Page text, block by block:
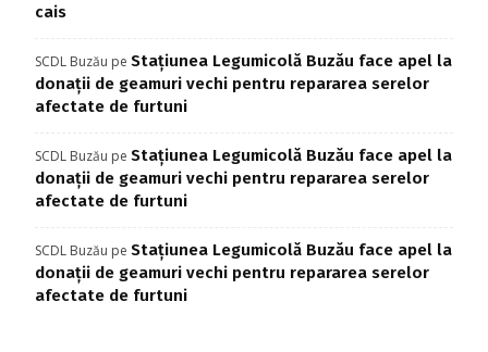
cais
SCDL Buzău pe Stațiunea Legumicolă Buzău face apel la
donații de geamuri vechi pentru repararea serelor
afectate de furtuni
SCDL Buzău pe Stațiunea Legumicolă Buzău face apel la
donații de geamuri vechi pentru repararea serelor
afectate de furtuni
SCDL Buzău pe Stațiunea Legumicolă Buzău face apel la
donații de geamuri vechi pentru repararea serelor
afectate de furtuni